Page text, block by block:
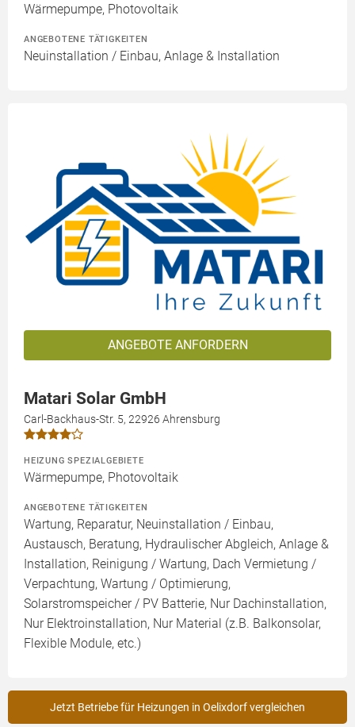
Wärmepumpe, Photovoltaik
ANGEBOTENE TÄTIGKEITEN
Neuinstallation / Einbau, Anlage & Installation
ANGEBOTE ANFORDERN
Matari Solar GmbH
Carl-Backhaus-Str. 5, 22926 Ahrensburg
HEIZUNG SPEZIALGEBIETE
Wärmepumpe, Photovoltaik
ANGEBOTENE TÄTIGKEITEN
Wartung, Reparatur, Neuinstallation / Einbau,
Austausch, Beratung, Hydraulischer Abgleich, Anlage &
Installation, Reinigung / Wartung, Dach Vermietung /
Verpachtung, Wartung / Optimierung,
Solarstromspeicher / PV Batterie, Nur Dachinstallation,
Nur Elektroinstallation, Nur Material (z.B. Balkonsolar,
Flexible Module, etc.)
Jetzt Betriebe für Heizungen in Oelixdorf vergleichen